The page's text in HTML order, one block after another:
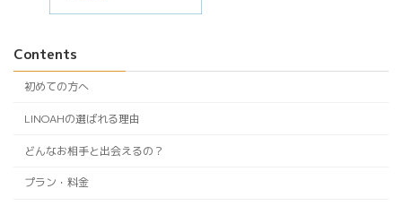
Contents
初めての方へ
LINOAHの選ばれる理由
どんなお相手と出会えるの？
プラン・料金